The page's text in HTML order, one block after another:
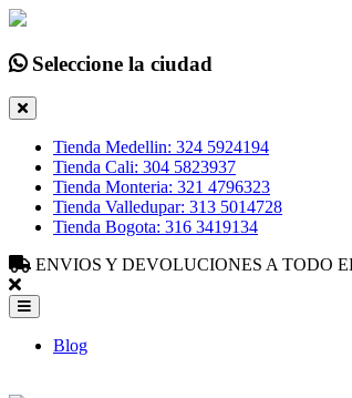
Seleccione la ciudad
Tienda Medellin: 324 5924194
Tienda Cali: 304 5823937
Tienda Monteria: 321 4796323
Tienda Valledupar: 313 5014728
Tienda Bogota: 316 3419134
ENVIOS Y DEVOLUCIONES A TODO
Blog